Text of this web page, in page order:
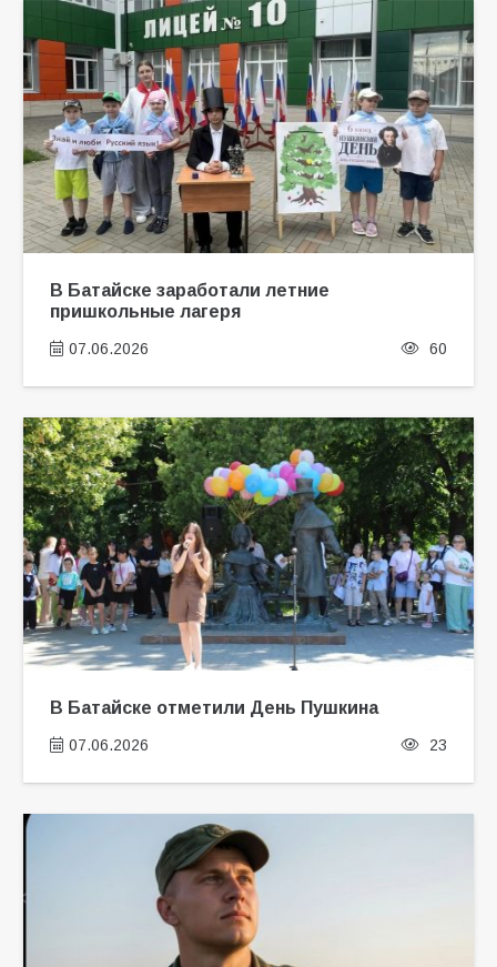
В Батайске заработали летние
пришкольные лагеря
07.06.2026 60
В Батайске отметили День Пушкина
07.06.2026 23